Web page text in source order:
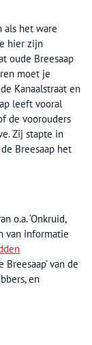
als het ware
hier zijn
oude Breesaap
moet je
Kanaalstraat en
leeft vooral
de voorouders
Zij stapte in
Breesaap het
o.a. ‘Onkruid,
van informatie
Breesaap’ van de
en